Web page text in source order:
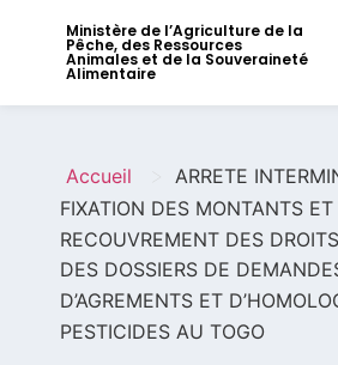
Ministère de l’Agriculture de la
Pêche, des Ressources
Animales et de la Souveraineté
Alimentaire
Accueil
ARRETE
FIXATION DES MONTANTS
RECOUVREMENT DES
DES DOSSIERS DE
D’AGREMENTS ET
PESTICIDES AU TOGO